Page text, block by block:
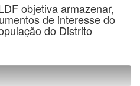
objetiva armazenar,
de interesse do
do Distrito